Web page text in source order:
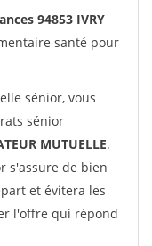
94853 IVRY
santé pour
sénior, vous
sénior
MUTUELLE.
s'assure de bien
et évitera les
l'offre qui répond